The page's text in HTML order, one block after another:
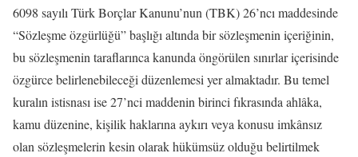
6098 sayılı Türk Borçlar Kanunu’nun (TBK) 26’ncı maddesinde
“Sözleşme özgürlüğü” başlığı altında bir sözleşmenin içeriğinin,
bu sözleşmenin taraflarınca kanunda öngörülen sınırlar içerisinde
özgürce belirlenebileceği düzenlemesi yer almaktadır. Bu temel
kuralın istisnası ise 27’nci maddenin birinci fıkrasında ahlâka,
kamu düzenine, kişilik haklarına aykırı veya konusu imkânsız
olan sözleşmelerin kesin olarak hükümsüz olduğu belirtilmek